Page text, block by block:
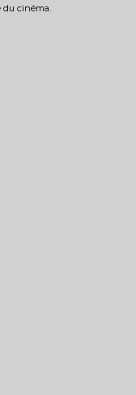
du cinéma.